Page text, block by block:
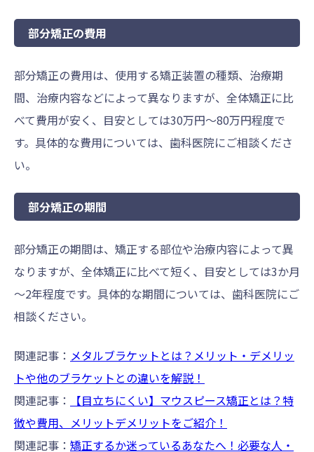
部分矯正の費用
部分矯正の費用は、使用する矯正装置の種類、治療期
間、治療内容などによって異なりますが、全体矯正に比
べて費用が安く、目安としては30万円～80万円程度で
す。具体的な費用については、歯科医院にご相談くださ
い。
部分矯正の期間
部分矯正の期間は、矯正する部位や治療内容によって異
なりますが、全体矯正に比べて短く、目安としては3か月
～2年程度です。具体的な期間については、歯科医院にご
相談ください。
関連記事： メタルブラケットとは？メリット・デメリッ
トや他のブラケットとの違いを解説！
関連記事：
【目立ちにくい】マウスピース矯正とは？特
徴や費用、メリットデメリットをご紹介！
関連記事： 矯正するか迷っているあなたへ！必要な人・